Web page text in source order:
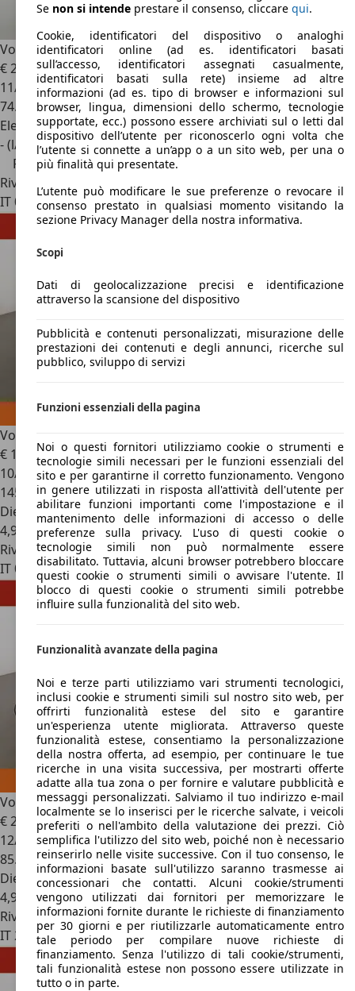
Volvo V90B4 D automatico Plus Bright
€ 29.500€ 31.600,-
11/2022
74.000 km
Elettrica/Diesel
- (l/100 km)
Prezzo ribassato
Rivenditore
IT 06083Ospedalicchio - Perugia - Pg
Volvo V90
€ 18.5991
10/2016
145.214 km
Diesel
4,9 l/100 km (comb.)
Rivenditore
IT 00169Roma
Volvo V902.0 D5 Momentum Geartronic AWD
€ 20.199
12/2016
85.044 km
Diesel
4,9 l/100 km (comb.)
Rivenditore
IT 20155Milano - Mi
Se non si intende prestare il consenso, cliccare qui.
Cookie, identificatori del dispositivo o analoghi
identificatori online (ad es. identificatori basati
sull’accesso, identificatori assegnati casualmente,
identificatori basati sulla rete) insieme ad altre
informazioni (ad es. tipo di browser e informazioni sul
browser, lingua, dimensioni dello schermo, tecnologie
supportate, ecc.) possono essere archiviati sul o letti dal
dispositivo dell’utente per riconoscerlo ogni volta che
l’utente si connette a un’app o a un sito web, per una o
più finalità qui presentate.
L’utente può modificare le sue preferenze o revocare il
consenso prestato in qualsiasi momento visitando la
sezione Privacy Manager della nostra informativa.
Scopi
Dati di geolocalizzazione precisi e identificazione
attraverso la scansione del dispositivo
Pubblicità e contenuti personalizzati, misurazione delle
prestazioni dei contenuti e degli annunci, ricerche sul
pubblico, sviluppo di servizi
Funzioni essenziali della pagina
Noi o questi fornitori utilizziamo cookie o strumenti e
tecnologie simili necessari per le funzioni essenziali del
sito e per garantirne il corretto funzionamento. Vengono
in genere utilizzati in risposta all'attività dell'utente per
abilitare funzioni importanti come l'impostazione e il
mantenimento delle informazioni di accesso o delle
preferenze sulla privacy. L'uso di questi cookie o
tecnologie simili non può normalmente essere
disabilitato. Tuttavia, alcuni browser potrebbero bloccare
questi cookie o strumenti simili o avvisare l'utente. Il
blocco di questi cookie o strumenti simili potrebbe
influire sulla funzionalità del sito web.
Funzionalità avanzate della pagina
Noi e terze parti utilizziamo vari strumenti tecnologici,
inclusi cookie e strumenti simili sul nostro sito web, per
offrirti funzionalità estese del sito e garantire
un'esperienza utente migliorata. Attraverso queste
funzionalità estese, consentiamo la personalizzazione
della nostra offerta, ad esempio, per continuare le tue
ricerche in una visita successiva, per mostrarti offerte
adatte alla tua zona o per fornire e valutare pubblicità e
messaggi personalizzati. Salviamo il tuo indirizzo e-mail
localmente se lo inserisci per le ricerche salvate, i veicoli
preferiti o nell'ambito della valutazione dei prezzi. Ciò
semplifica l'utilizzo del sito web, poiché non è necessario
reinserirlo nelle visite successive. Con il tuo consenso, le
informazioni basate sull'utilizzo saranno trasmesse ai
concessionari che contatti. Alcuni cookie/strumenti
vengono utilizzati dai fornitori per memorizzare le
informazioni fornite durante le richieste di finanziamento
per 30 giorni e per riutilizzarle automaticamente entro
tale periodo per compilare nuove richieste di
finanziamento. Senza l'utilizzo di tali cookie/strumenti,
tali funzionalità estese non possono essere utilizzate in
tutto o in parte.